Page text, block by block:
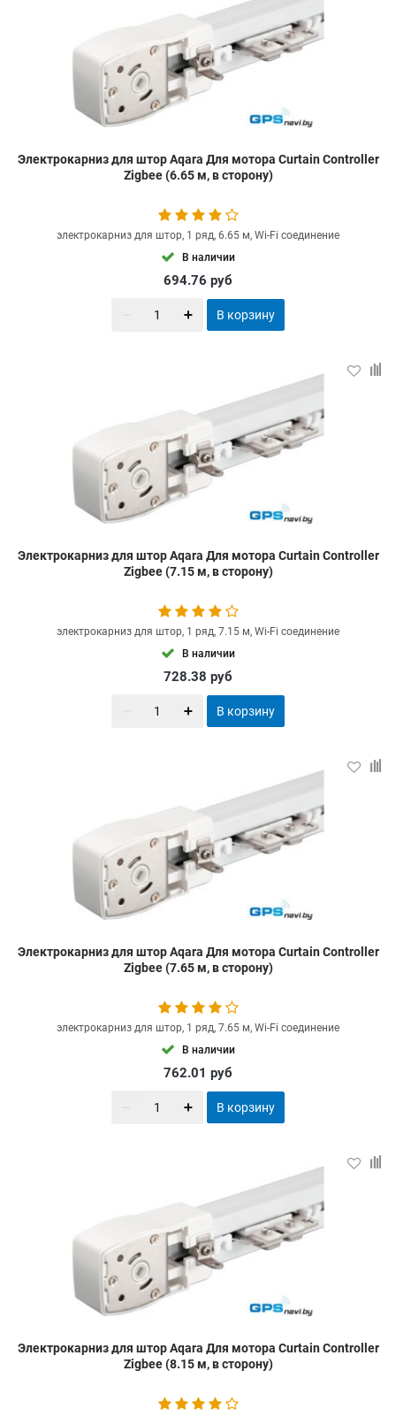
Электрокарниз для штор Aqara Для мотора Curtain Controller
Zigbee (6.65 м, в сторону)
электрокарниз для штор, 1 ряд, 6.65 м, Wi-Fi соединение
В наличии
694.76 руб
В корзину
Электрокарниз для штор Aqara Для мотора Curtain Controller
Zigbee (7.15 м, в сторону)
электрокарниз для штор, 1 ряд, 7.15 м, Wi-Fi соединение
В наличии
728.38 руб
В корзину
Электрокарниз для штор Aqara Для мотора Curtain Controller
Zigbee (7.65 м, в сторону)
электрокарниз для штор, 1 ряд, 7.65 м, Wi-Fi соединение
В наличии
762.01 руб
В корзину
Электрокарниз для штор Aqara Для мотора Curtain Controller
Zigbee (8.15 м, в сторону)